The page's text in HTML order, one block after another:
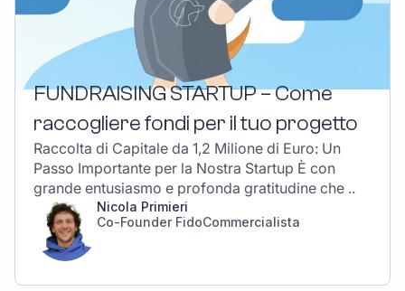
FUNDRAISING STARTUP – Come
raccogliere fondi per il tuo progetto
Raccolta di Capitale da 1,2 Milione di Euro: Un
Passo Importante per la Nostra Startup È con
grande entusiasmo e profonda gratitudine che ..
Nicola Primieri
Co-Founder FidoCommercialista